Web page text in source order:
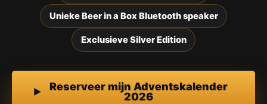
Unieke Beer in a Box Bluetooth speaker
Exclusieve Silver Edition
Reserveer mijn Adventskalender
2026